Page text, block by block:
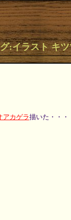
:イラスト キ
アカゲラ描いた・・・